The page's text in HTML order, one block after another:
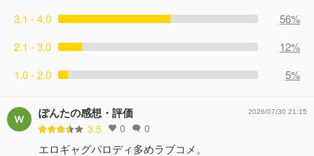
3.1 - 4.0
56%
2.1 - 3.0
12%
1.0 - 2.0
5%
ぽんたの感想・評価
3.5 0 0
2026/07/30 21:15
エロギャグパロディ多めラブコメ。